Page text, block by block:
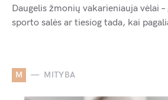
Daugelis žmonių vakarieniauja vėlai
sporto salės ar tiesiog tada, kai
M MITYBA